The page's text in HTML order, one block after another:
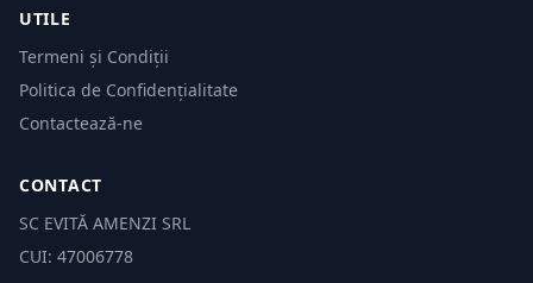
UTILE
Termeni și Condiții
Politica de Confidențialitate
Contactează-ne
CONTACT
SC EVITĂ AMENZI SRL
CUI: 47006778